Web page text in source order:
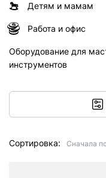
Детям и мамам
Работа и офис
Оборудование для
инструментов
Сортировка: Сначала